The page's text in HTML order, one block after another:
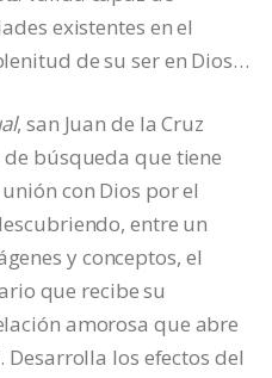
existentes en el
de su ser en Dios…
, san Juan de la Cruz
búsqueda que tiene
con Dios por el
entre un
y conceptos, el
que recibe su
amorosa que abre
Desarrolla los efectos del